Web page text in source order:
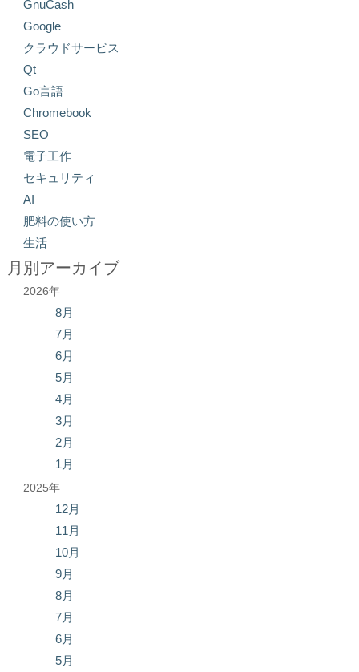
GnuCash
Google
クラウドサービス
Qt
Go言語
Chromebook
SEO
電子工作
セキュリティ
AI
肥料の使い方
生活
月別アーカイブ
2026年
8月
7月
6月
5月
4月
3月
2月
1月
2025年
12月
11月
10月
9月
8月
7月
6月
5月